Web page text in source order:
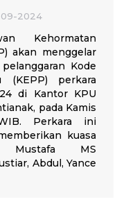
09-2024
Kehormatan
akan menggelar
Kode
(KEPP) perkara
di Kantor KPU
pada Kamis
Perkara ini
kuasa
Mustafa MS
Abdul, Yance